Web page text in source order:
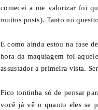
comecei a me valorizar foi
muitos posts). Tanto no
E como ainda estou na fase
hora da maquiagem foi
assustador a primeira vista.
Fico tontinha só de pensar
você já vê o quanto eles se